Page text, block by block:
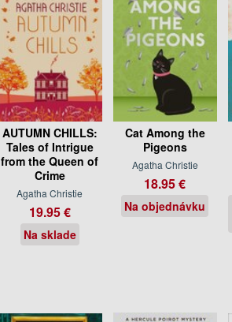
AUTUMN CHILLS:
Tales of Intrigue
from the Queen of
Crime
Agatha Christie
19.95 €
Na sklade
Cat Among the
Pigeons
Agatha Christie
18.95 €
Na objednávku